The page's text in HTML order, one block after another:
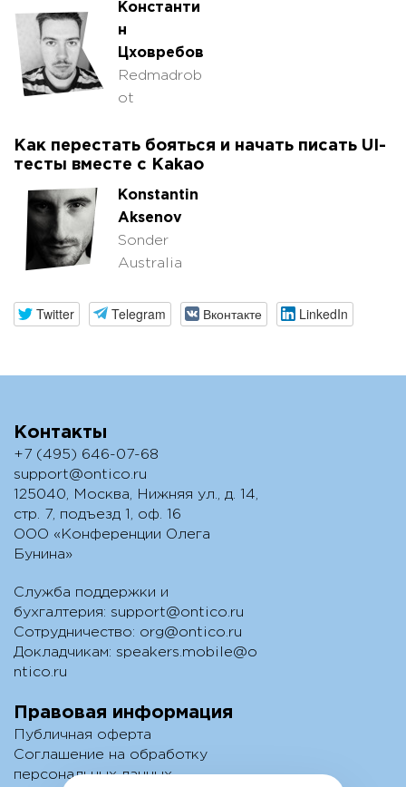
Константи
н
Цховребов
Redmadrob
ot
Как перестать бояться и начать писать UI-
тесты вместе с Kakao
Konstantin
Aksenov
Sonder
Australia
Twitter Telegram Вконтакте LinkedIn
Контакты
+7 (495) 646-07-68
support@ontico.ru
125040, Москва, Нижняя ул., д. 14,
стр. 7, подъезд 1, оф. 16
ООО «Конференции Олега
Бунина»
Служба поддержки и
бухгалтерия: support@ontico.ru
Сотрудничество: org@ontico.ru
Докладчикам: speakers.mobile@o
ntico.ru
Правовая информация
Публичная оферта
Соглашение на обработку
персональных данных